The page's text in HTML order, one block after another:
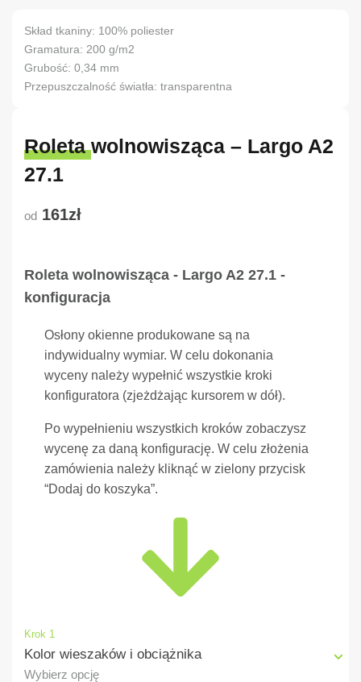
Skład tkaniny: 100% poliester
Gramatura: 200 g/m2
Grubość: 0,34 mm
Przepuszczalność światła: transparentna
Roleta wolnowisząca – Largo A2
27.1
od 161zł
Roleta wolnowisząca - Largo A2 27.1 -
konfiguracja
Osłony okienne produkowane są na
indywidualny wymiar. W celu dokonania
wyceny należy wypełnić wszystkie kroki
konfiguratora (zjeżdżając kursorem w dół).
Po wypełnieniu wszystkich kroków zobaczysz
wycenę za daną konfigurację. W celu złożenia
zamówienia należy kliknąć w zielony przycisk
“Dodaj do koszyka”.
Krok 1
Kolor wieszaków i obciążnika
Wybierz opcję